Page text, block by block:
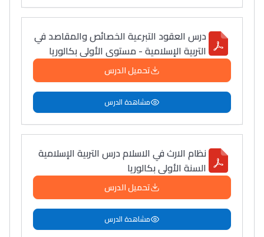
درس العقود التبرعية الخصائص والمقاصد في
التربية الإسلامية - مستوى الأولى بكالوريا
تحميل الدرس
مشاهدة الدرس
نظام الارث في الاسلام درس التربية الإسلامية
السنة الأولى بكالوريا
تحميل الدرس
مشاهدة الدرس